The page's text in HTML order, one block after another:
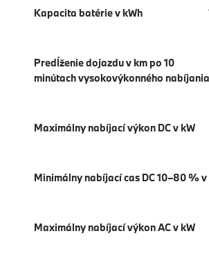
Kapacita batérie v kWh
Predĺženie dojazdu v km po 10
minútach vysokovýkonného nabíjania
Maximálny nabíjací výkon DC v kW
Minimálny nabíjací cas DC 10–80 % v
Maximálny nabíjací výkon AC v kW